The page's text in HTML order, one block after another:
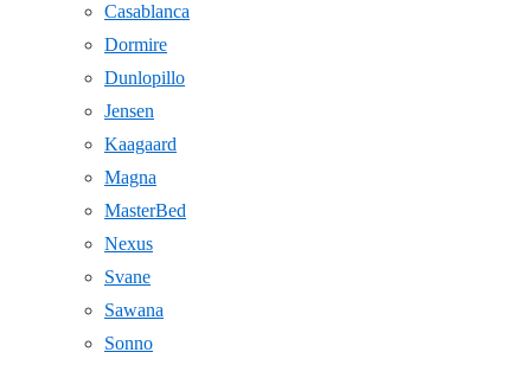
Casablanca
Dormire
Dunlopillo
Jensen
Kaagaard
Magna
MasterBed
Nexus
Svane
Sawana
Sonno